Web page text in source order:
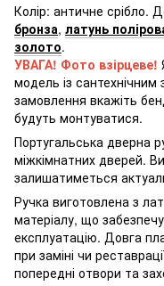
Колір: античне срібло.
бронза, латунь
золото.
УВАГА! Фото взірцеве!
модель із
замовлення вкажіть
будуть монтуватися.
Португальська дверна
міжкімнатних дверей.
залишатиметься
Ручка виготовлена з
матеріалу, що
експлуатацію. Довга
при заміні чи
попередні отвори та